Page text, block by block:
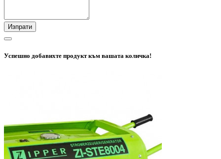
Изпрати
Успешно добавихте продукт към вашата количка!